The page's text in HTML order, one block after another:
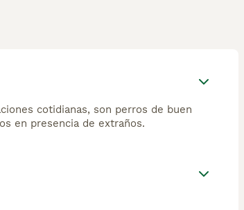
cotidianas, son perros de buen
en presencia de extraños.